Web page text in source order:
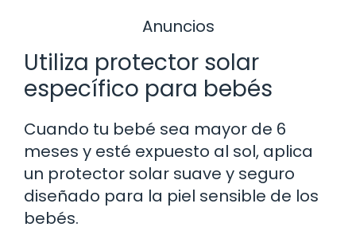
Anuncios
Utiliza protector solar
específico para bebés
Cuando tu bebé sea mayor de 6
meses y esté expuesto al sol, aplica
un protector solar suave y seguro
diseñado para la piel sensible de los
bebés.